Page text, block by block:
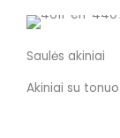
Saulės akiniai
Akiniai su